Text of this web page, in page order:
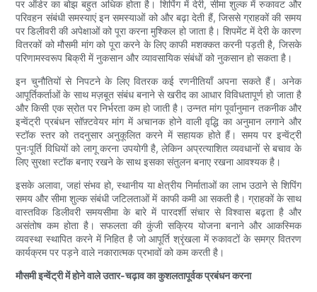
पर ऑर्डर का बोझ बहुत अधिक होता है। शिपिंग में देरी, सीमा शुल्क में रुकावट और
परिवहन संबंधी समस्याएं इन समस्याओं को और बढ़ा देती हैं, जिससे ग्राहकों की समय
पर डिलीवरी की अपेक्षाओं को पूरा करना मुश्किल हो जाता है। शिपमेंट में देरी के कारण
वितरकों को मौसमी मांग को पूरा करने के लिए काफी मशक्कत करनी पड़ती है, जिसके
परिणामस्वरूप बिक्री में नुकसान और व्यावसायिक संबंधों को नुकसान हो सकता है।
इन चुनौतियों से निपटने के लिए वितरक कई रणनीतियाँ अपना सकते हैं। अनेक
आपूर्तिकर्ताओं के साथ मज़बूत संबंध बनाने से खरीद का आधार विविधतापूर्ण हो जाता है
और किसी एक स्रोत पर निर्भरता कम हो जाती है। उन्नत मांग पूर्वानुमान तकनीक और
इन्वेंट्री प्रबंधन सॉफ़्टवेयर मांग में अचानक होने वाली वृद्धि का अनुमान लगाने और
स्टॉक स्तर को तदनुसार अनुकूलित करने में सहायक होते हैं। समय पर इन्वेंट्री
पुनःपूर्ति विधियों को लागू करना उपयोगी है, लेकिन अप्रत्याशित व्यवधानों से बचाव के
लिए सुरक्षा स्टॉक बनाए रखने के साथ इसका संतुलन बनाए रखना आवश्यक है।
इसके अलावा, जहां संभव हो, स्थानीय या क्षेत्रीय निर्माताओं का लाभ उठाने से शिपिंग
समय और सीमा शुल्क संबंधी जटिलताओं में काफी कमी आ सकती है। ग्राहकों के साथ
वास्तविक डिलीवरी समयसीमा के बारे में पारदर्शी संचार से विश्वास बढ़ता है और
असंतोष कम होता है। सफलता की कुंजी सक्रिय योजना बनाने और आकस्मिक
व्यवस्था स्थापित करने में निहित है जो आपूर्ति श्रृंखला में रुकावटों के समग्र वितरण
कार्यक्रम पर पड़ने वाले नकारात्मक प्रभावों को कम करती है।
मौसमी इन्वेंट्री में होने वाले उतार-चढ़ाव का कुशलतापूर्वक प्रबंधन करना